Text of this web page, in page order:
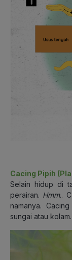
Cacing Pipih
Selain hidup di
perairan. Hmm..
namanya.
sungai atau kolam.